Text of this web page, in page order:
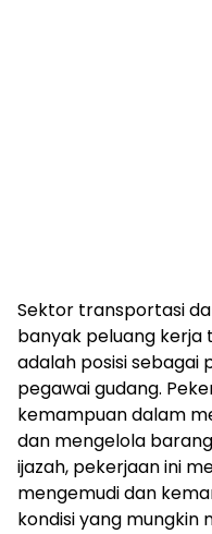
Sektor transportasi
banyak peluang kerja
adalah posisi sebagai
pegawai gudang.
kemampuan dalam
dan mengelola
ijazah, pekerjaan ini
mengemudi dan
kondisi yang mungkin